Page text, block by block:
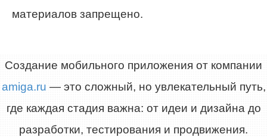
материалов запрещено.
Создание мобильного приложения от компании
amiga.ru — это сложный, но увлекательный путь,
где каждая стадия важна: от идеи и дизайна до
разработки, тестирования и продвижения.